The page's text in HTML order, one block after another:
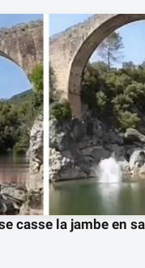
casse la jambe en